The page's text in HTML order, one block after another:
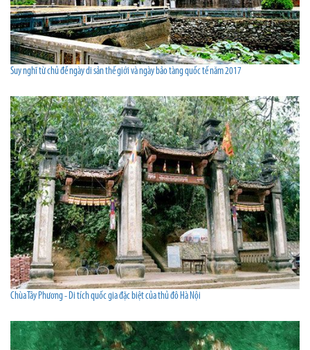
Suy nghĩ từ chủ đề ngày di sản thế giới và ngày bảo tàng quốc tế năm 2017
Chùa Tây Phương - Di tích quốc gia đặc biệt của thủ đô Hà Nội